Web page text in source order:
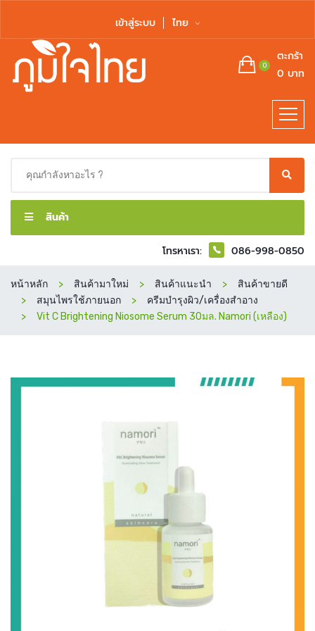
เข้าสู่ระบบ ไทย
0
ตะกร้า
0 บาท
สินค้า
โทรหาเรา: 086-998-0850
หน้าหลัก สินค้ามาใหม่ สินค้าแนะนำ
สินค้าขายดี
สมุนไพรใช้ภายนอก
ครีมบำรุงผิว/เครื่องสำอาง
Vit C Brightening Niosome Serum 30มล. Namori (เหลือง)